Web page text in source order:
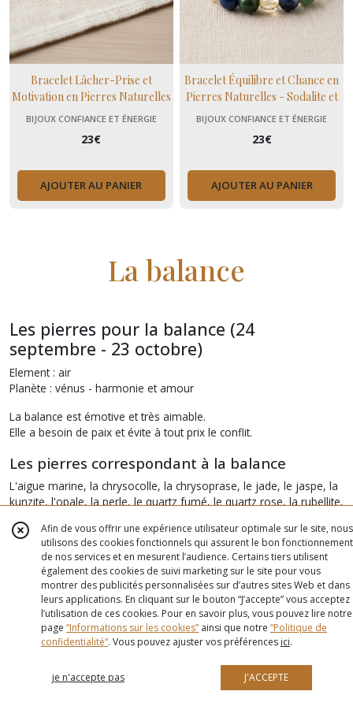
Bracelet Lâcher-Prise et
Motivation en Pierres Naturelles
- Améthyste, Citrine et
BIJOUX CONFIANCE ET ÉNERGIE
23€
AJOUTER AU PANIER
Bracelet Équilibre et Chance en
Pierres Naturelles - Sodalite et
Agate Mousse - Diabete
BIJOUX CONFIANCE ET ÉNERGIE
23€
AJOUTER AU PANIER
La balance
Les pierres pour la balance (24
septembre - 23 octobre)
Element : air
Planète : vénus - harmonie et amour
La balance est émotive et très aimable.
Elle a besoin de paix et évite à tout prix le conflit.
Les pierres correspondant à la balance
L'aigue marine, la chrysocolle, la chrysoprase, le jade, le jaspe, la
kunzite, l'opale, la perle, le quartz fumé, le quartz rose, la rubellite,
La pierre de la balance pour le travail
pierre de luneaidera la balance à juger de façon intuitive car
elle a tendance à le faire de façon impartiale.
La pierre de la balance pour l'amour
lapis lazuliaide la balance à communiquer car la balance est
Les pierres de la balance pour la santé
Afin de vous offrir une expérience utilisateur optimale sur le site, nous
utilisons des cookies fonctionnels qui assurent le bon fonctionnement
de nos services et en mesurent l’audience. Certains tiers utilisent
également des cookies de suivi marketing sur le site pour vous
montrer des publicités personnalisées sur d’autres sites Web et dans
leurs applications. En cliquant sur le bouton “J’accepte” vous acceptez
l’utilisation de ces cookies. Pour en savoir plus, vous pouvez lire notre
page “Informations sur les cookies” ainsi que notre “Politique de
confidentialité“. Vous pouvez ajuster vos préférences ici.
je n'accepte pas J'ACCEPTE